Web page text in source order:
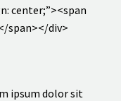
center;”><span
span></div>
ipsum dolor sit